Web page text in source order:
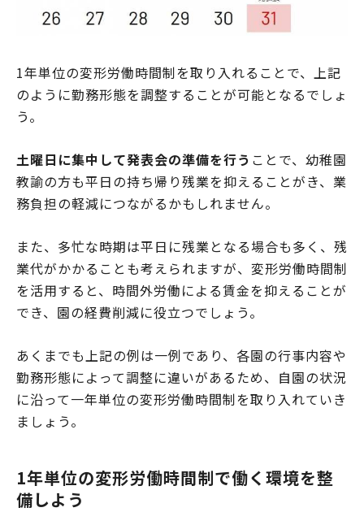
1年単位の変形労働時間制を取り入れることで、上記
のように勤務形態を調整することが可能となるでしょ
う。
土曜日に集中して発表会の準備を行う ことで、幼稚園
教諭の方も平日の持ち帰り残業を抑えることがき、業
務負担の軽減につながるかもしれません。
また、多忙な時期は平日に残業となる場合も多く、残
業代がかかることも考えられますが、変形労働時間制
を活用すると、時間外労働による賃金を抑えることが
でき、園の経費削減に役立つでしょう。
あくまでも上記の例は一例であり、各園の行事内容や
勤務形態によって調整に違いがあるため、自園の状況
に沿って一年単位の変形労働時間制を取り入れていき
ましょう。
1年単位の変形労働時間制で働く環境を整
備しよう